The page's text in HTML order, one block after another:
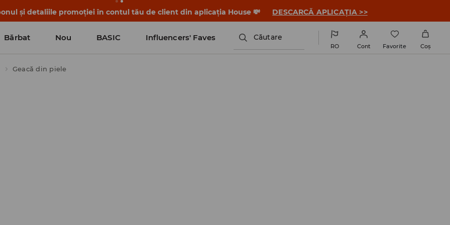
și detaliile promoției în contul tău de client din aplicația House 💸 DESCARCĂ APLICAȚIA >>
Bărbat Nou BASIC Influencers' Faves Căutare
RO Cont Favorite Coş
Geacă din piele